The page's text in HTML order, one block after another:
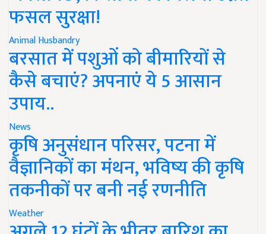
फसल सुरक्षा!
Animal Husbandry
बरसात में पशुओं को बीमारियों से
कैसे बचाएं? अपनाएं ये 5 आसान
उपाय..
News
कृषि अनुसंधान परिसर, पटना में
वैज्ञानिकों का मंथन, भविष्य की कृषि
तकनीकों पर बनी नई रणनीति
Weather